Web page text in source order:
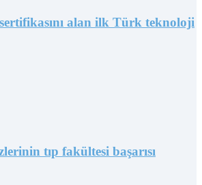
sertifikasını alan ilk Türk teknoloji
tıp fakültesi başarısı